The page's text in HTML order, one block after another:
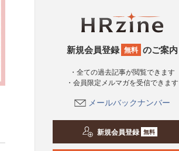
新規会員登録 無料 のご案内
・全ての過去記事が閲覧できます
・会員限定メルマガを受信できます
メールバックナンバー
新規会員登録 無料